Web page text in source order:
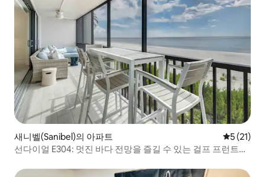
새니벨(Sanibel)의 아파트 평점 5점
5 (21)
선다이얼 E304: 멋진 바다 전망을 즐길 수 있는 걸프 프런트